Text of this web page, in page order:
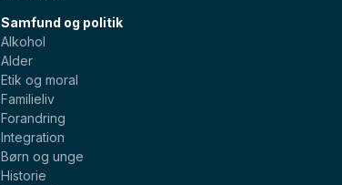
Samfund og politik
Alkohol
Alder
Etik og moral
Familieliv
Forandring
Integration
Børn og unge
Historie